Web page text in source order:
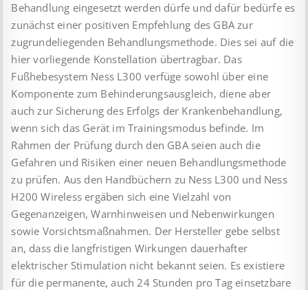
Behandlung eingesetzt werden dürfe und dafür bedürfe es
zunächst einer positiven Empfehlung des GBA zur
zugrundeliegenden Behandlungsmethode. Dies sei auf die
hier vorliegende Konstellation übertragbar. Das
Fußhebesystem Ness L300 verfüge sowohl über eine
Komponente zum Behinderungsausgleich, diene aber
auch zur Sicherung des Erfolgs der Krankenbehandlung,
wenn sich das Gerät im Trainingsmodus befinde. Im
Rahmen der Prüfung durch den GBA seien auch die
Gefahren und Risiken einer neuen Behandlungsmethode
zu prüfen. Aus den Handbüchern zu Ness L300 und Ness
H200 Wireless ergäben sich eine Vielzahl von
Gegenanzeigen, Warnhinweisen und Nebenwirkungen
sowie Vorsichtsmaßnahmen. Der Hersteller gebe selbst
an, dass die langfristigen Wirkungen dauerhafter
elektrischer Stimulation nicht bekannt seien. Es existiere
für die permanente, auch 24 Stunden pro Tag einsetzbare